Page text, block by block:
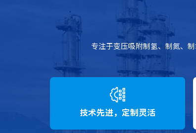
专注于变压吸附制氢、制氮、
技术先进，定制灵活